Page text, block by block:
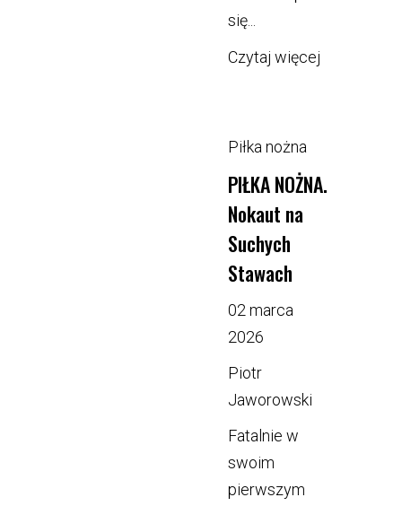
się...
Czytaj więcej
Piłka nożna
PIŁKA NOŻNA.
Nokaut na
Suchych
Stawach
02 marca
2026
Piotr
Jaworowski
Fatalnie w
swoim
pierwszym